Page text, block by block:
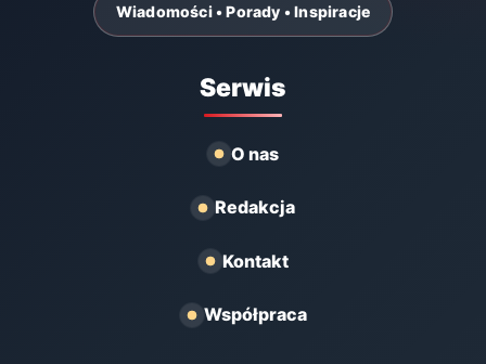
Wiadomości • Porady • Inspiracje
Serwis
O nas
Redakcja
Kontakt
Współpraca